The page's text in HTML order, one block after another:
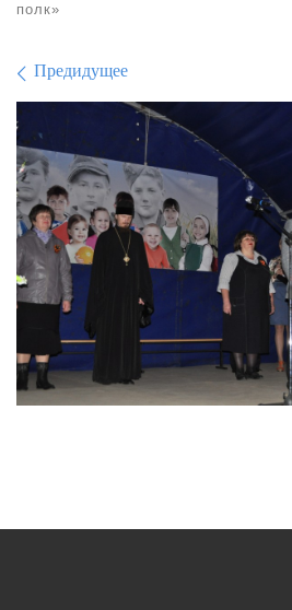
полк»
Навигация по
Предидущее